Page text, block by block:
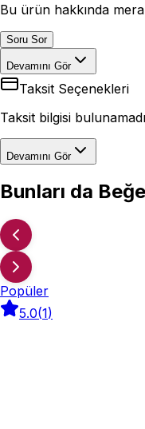
Bu ürün hakkında
Soru Sor
Devamını Gör
Taksit Seçenekleri
Taksit bilgisi
Devamını Gör
Bunları da
Popüler
5.0(1)